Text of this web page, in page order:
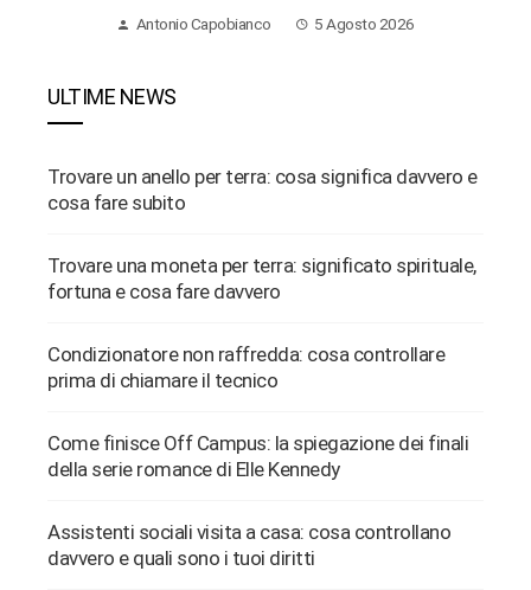
Antonio Capobianco 5 Agosto 2026
ULTIME NEWS
Trovare un anello per terra: cosa significa davvero e
cosa fare subito
Trovare una moneta per terra: significato spirituale,
fortuna e cosa fare davvero
Condizionatore non raffredda: cosa controllare
prima di chiamare il tecnico
Come finisce Off Campus: la spiegazione dei finali
della serie romance di Elle Kennedy
Assistenti sociali visita a casa: cosa controllano
davvero e quali sono i tuoi diritti